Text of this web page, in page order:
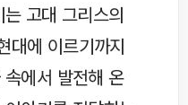
고대 그리스의
대에 이르기까지
에서 발전해 온